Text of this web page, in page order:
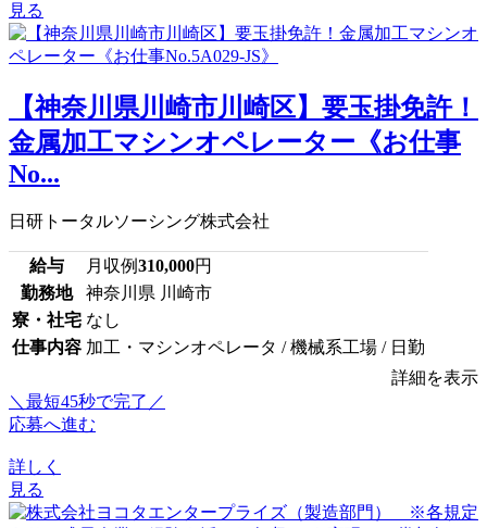
見る
【神奈川県川崎市川崎区】要玉掛免許！
金属加工マシンオペレーター《お仕事
No...
日研トータルソーシング株式会社
給与 月収例310,000円
勤務地
神奈川県 川崎市
寮・社宅 なし
仕事内容 加工・マシンオペレータ / 機械系工場 / 日勤
詳細を表示
＼最短45秒で完了／
応募へ進む
詳しく
見る